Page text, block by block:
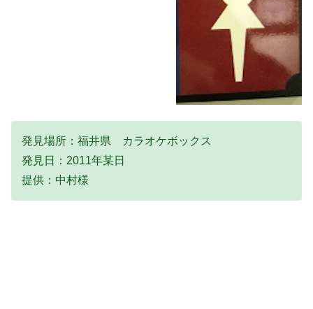
発見場所：福井県 カラオケボックス
発見日：2011年某日
提供：中村様